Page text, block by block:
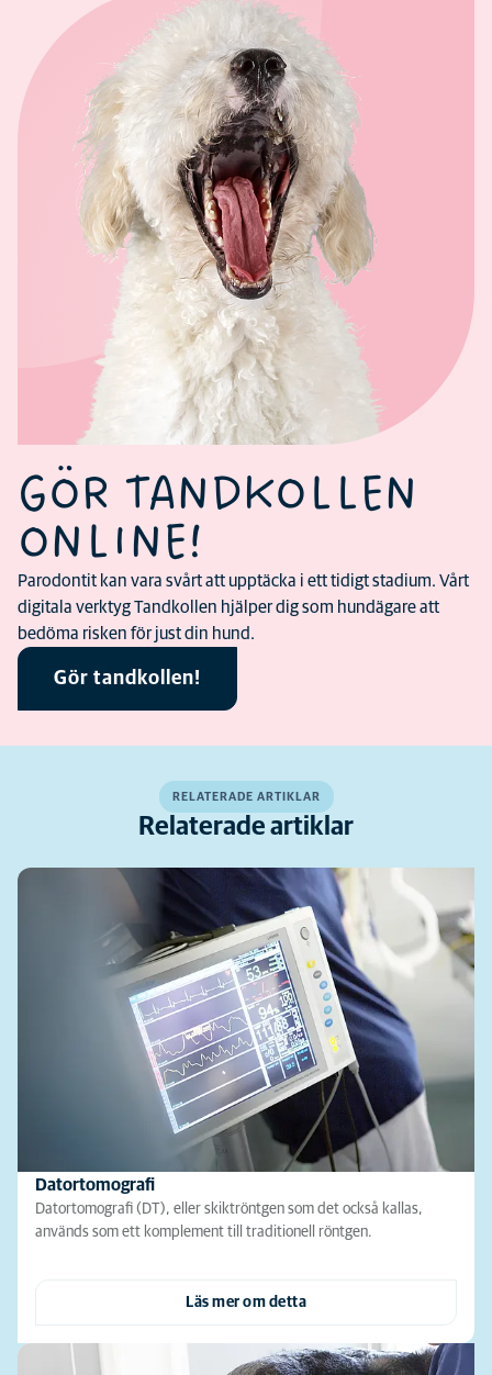
GÖR TANDKOLLEN
ONLINE!
Parodontit kan vara svårt att upptäcka i ett tidigt stadium. Vårt
digitala verktyg Tandkollen hjälper dig som hundägare att
bedöma risken för just din hund.
Gör tandkollen!
RELATERADE ARTIKLAR
Relaterade artiklar
Datortomografi
Datortomografi (DT), eller skiktröntgen som det också kallas,
används som ett komplement till traditionell röntgen.
Läs mer om detta